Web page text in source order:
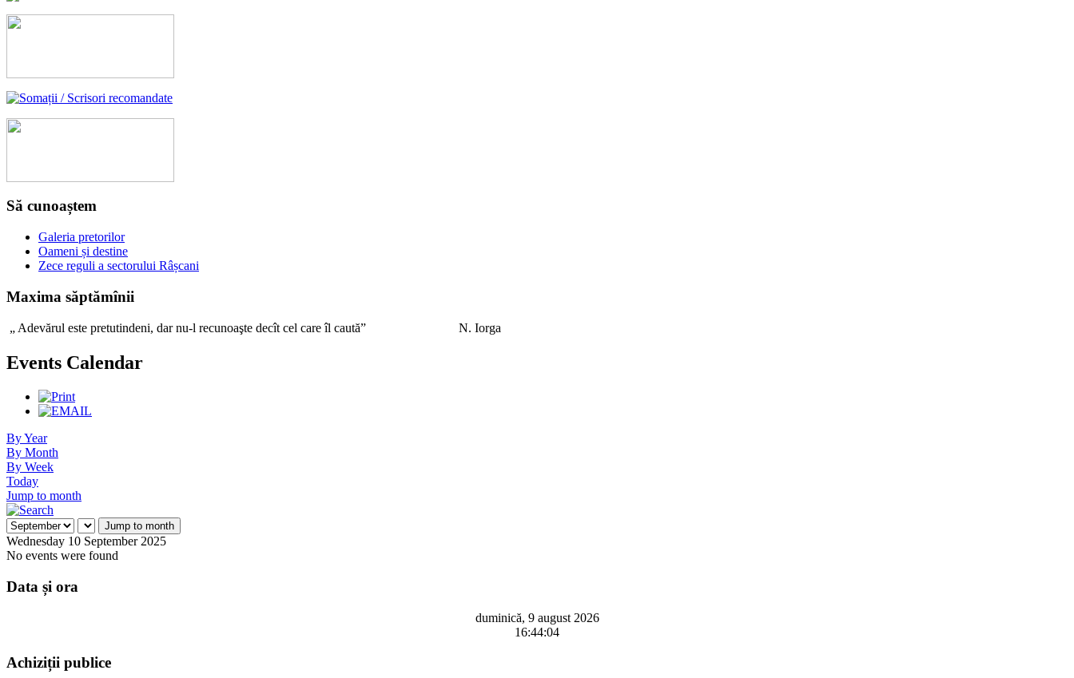
Să cunoaștem
Galeria pretorilor
Oameni și destine
Zece reguli a sectorului Râșcani
Maxima săptămînii
„ Adevărul este pretutindeni, dar nu-l recunoaşte decît cel care îl caută” N. Iorga
Events Calendar
By Year
By Month
By Week
Today
Jump to month
Jump to month
Wednesday 10 September 2025
No events were found
Data și ora
duminică, 9 august 2026
16:44:04
Achiziții publice